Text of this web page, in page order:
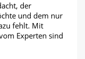
der
und dem nur
fehlt. Mit
Experten sind